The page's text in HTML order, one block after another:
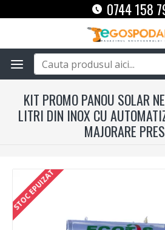
0744 158
KIT PROMO PANOU SOLAR
LITRI DIN INOX CU
MAJORARE
STOC EPUIZAT